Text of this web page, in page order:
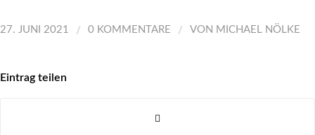
27. JUNI 2021 / 0 KOMMENTARE / VON MICHAEL NÖLKE
Eintrag teilen